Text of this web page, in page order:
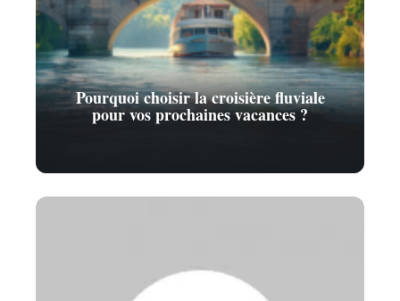
Pourquoi choisir la croisière fluviale
pour vos prochaines vacances ?